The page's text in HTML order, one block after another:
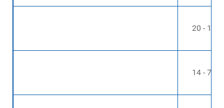
20 - 15
14 - 7 dní